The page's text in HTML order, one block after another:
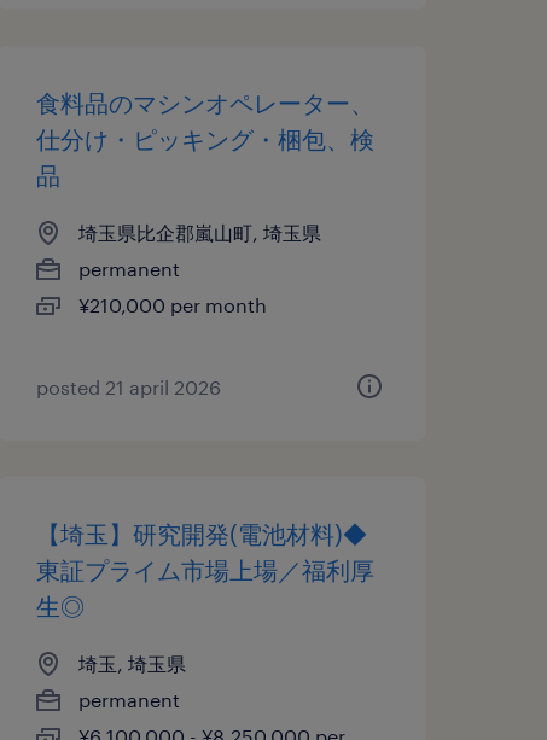
食料品のマシンオペレーター、
仕分け・ピッキング・梱包、検
品
埼玉県比企郡嵐山町, 埼玉県
permanent
¥210,000 per month
posted 21 april 2026
【埼玉】研究開発(電池材料)◆
東証プライム市場上場／福利厚
生◎
埼玉, 埼玉県
permanent